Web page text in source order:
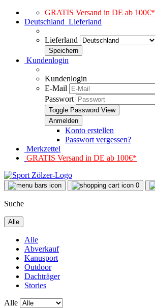
GRATIS Versand in DE ab 100€*
Deutschland Lieferland
Lieferland
Kundenlogin
Kundenlogin
E-Mail
Passwort
Toggle Password View
Konto erstellen
Passwort vergessen?
Merkzettel
GRATIS Versand in DE ab 100€*
0
Suche
Alle
Alle
Abverkauf
Kanusport
Outdoor
Dachträger
Stories
Alle